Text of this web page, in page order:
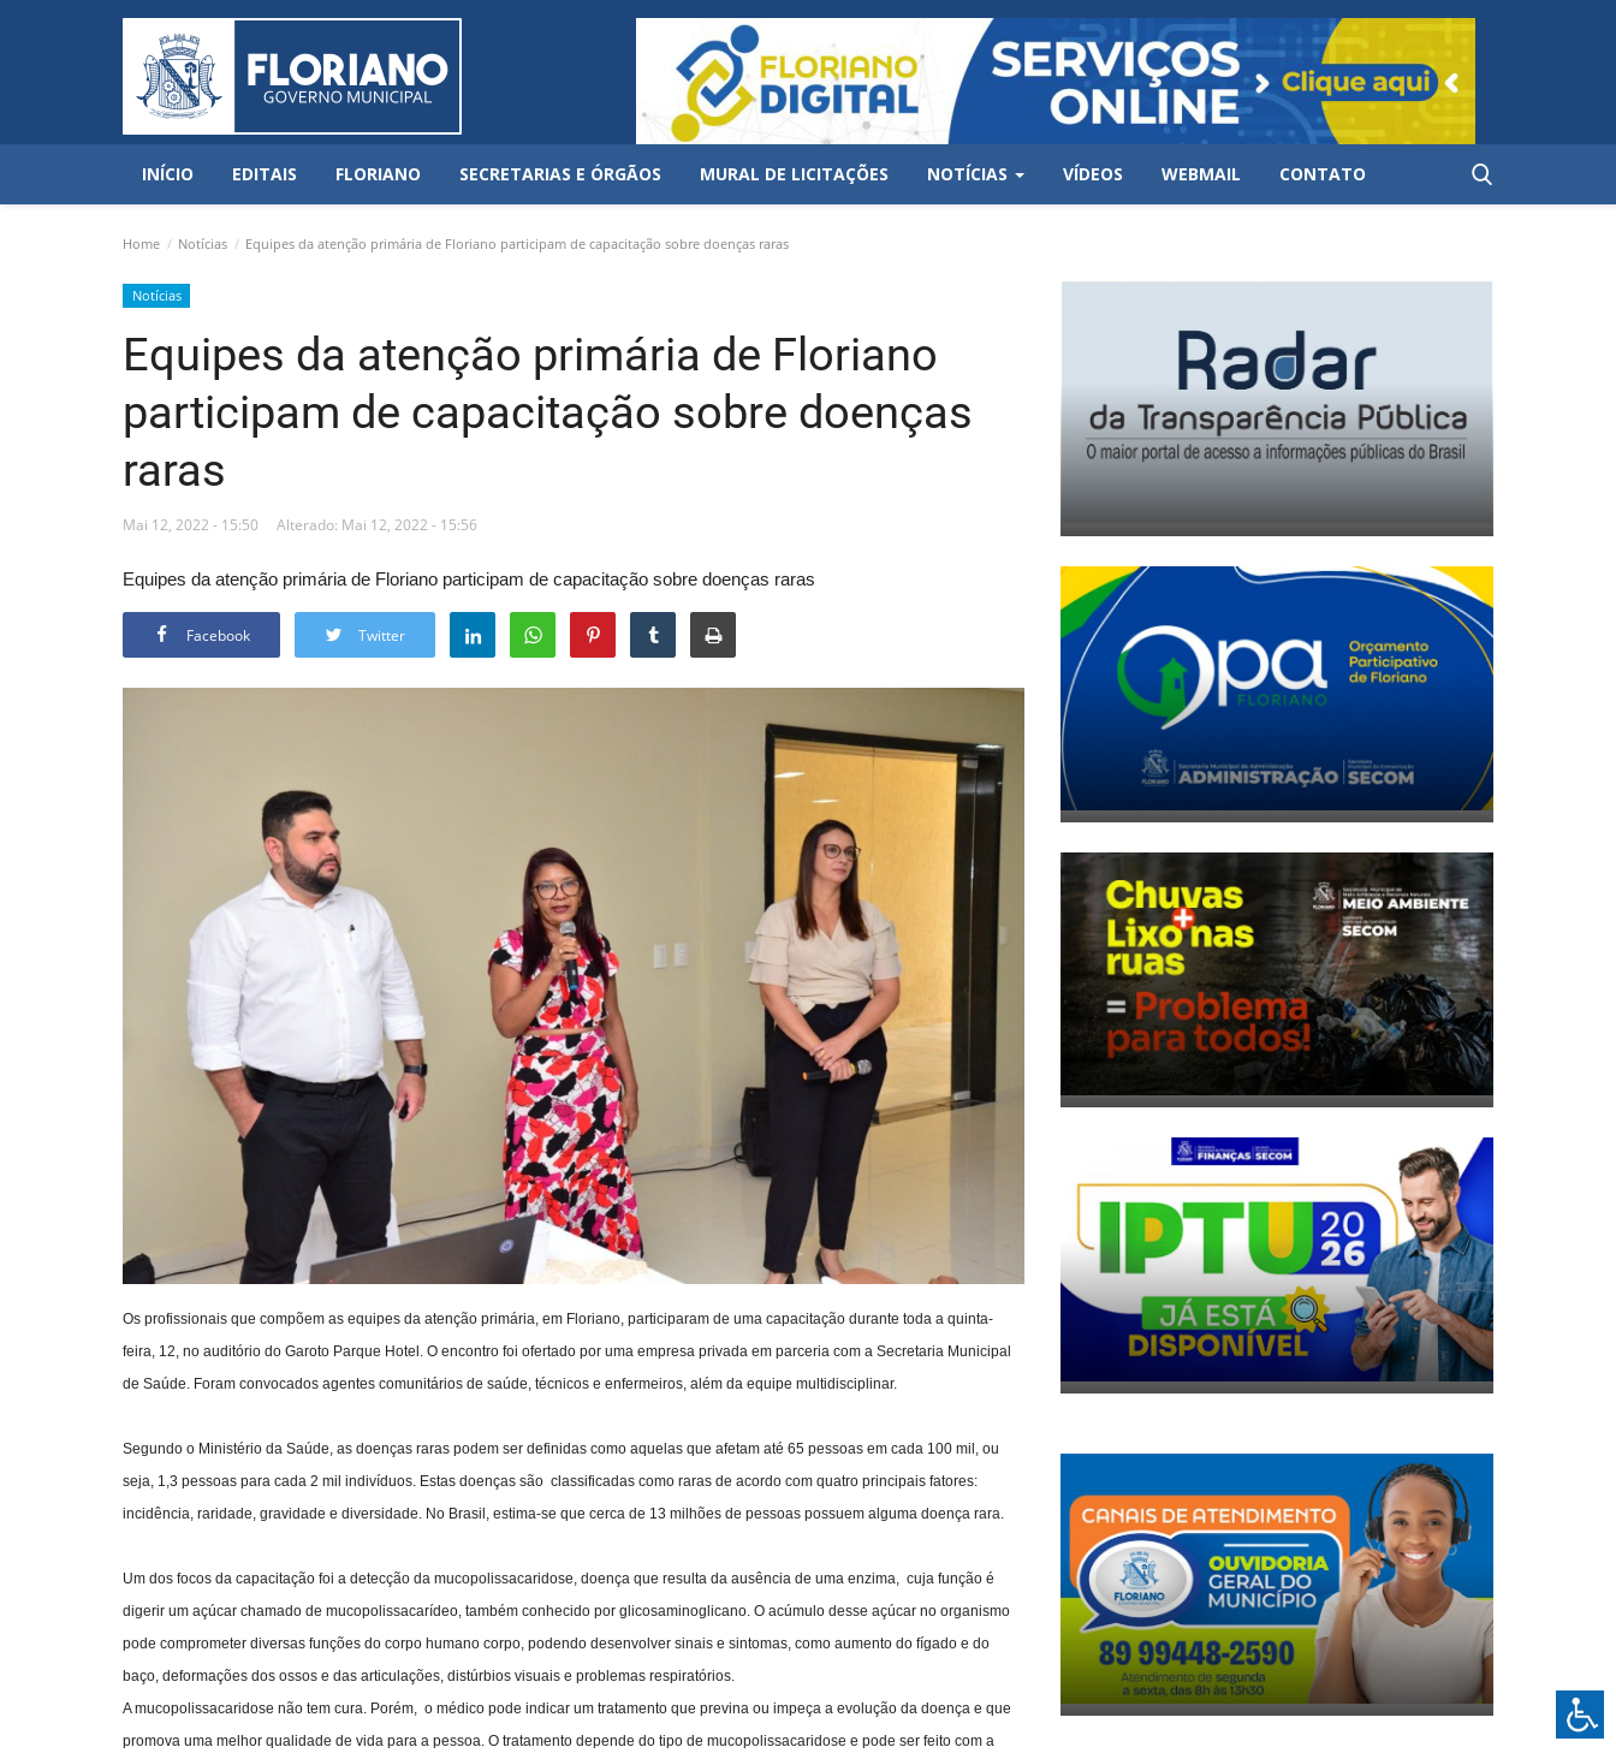
INÍCIO EDITAIS FLORIANO SECRETARIAS E ÓRGÃOS MURAL DE LICITAÇÕES NOTÍCIAS VÍDEOS WEBMAIL CONTATO
Home Notícias Equipes da atenção primária de Floriano participam de capacitação sobre doenças raras
Notícias
Equipes da atenção primária de Floriano
participam de capacitação sobre doenças
raras
Mai 12, 2022 - 15:50 Alterado: Mai 12, 2022 - 15:56
Equipes da atenção primária de Floriano participam de capacitação sobre doenças raras
Facebook Twitter
Os profissionais que compõem as equipes da atenção primária, em Floriano, participaram de uma capacitação durante toda a quinta-
feira, 12, no auditório do Garoto Parque Hotel. O encontro foi ofertado por uma empresa privada em parceria com a Secretaria Municipal
de Saúde. Foram convocados agentes comunitários de saúde, técnicos e enfermeiros, além da equipe multidisciplinar.
Segundo o Ministério da Saúde, as doenças raras podem ser definidas como aquelas que afetam até 65 pessoas em cada 100 mil, ou
seja, 1,3 pessoas para cada 2 mil indivíduos. Estas doenças são classificadas como raras de acordo com quatro principais fatores:
incidência, raridade, gravidade e diversidade. No Brasil, estima-se que cerca de 13 milhões de pessoas possuem alguma doença rara.
Um dos focos da capacitação foi a detecção da mucopolissacaridose, doença que resulta da ausência de uma enzima, cuja função é
digerir um açúcar chamado de mucopolissacarídeo, também conhecido por glicosaminoglicano. O acúmulo desse açúcar no organismo
pode comprometer diversas funções do corpo humano corpo, podendo desenvolver sinais e sintomas, como aumento do fígado e do
baço, deformações dos ossos e das articulações, distúrbios visuais e problemas respiratórios.
A mucopolissacaridose não tem cura. Porém, o médico pode indicar um tratamento que previna ou impeça a evolução da doença e que
promova uma melhor qualidade de vida para a pessoa. O tratamento depende do tipo de mucopolissacaridose e pode ser feito com a